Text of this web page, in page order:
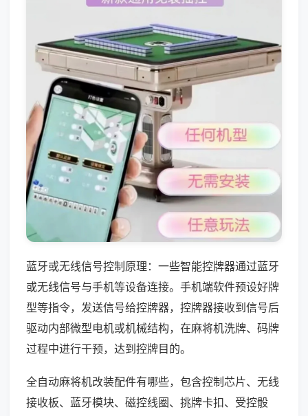
蓝牙或无线信号控制原理：一些智能控牌器通过蓝牙
或无线信号与手机等设备连接。手机端软件预设好牌
型等指令，发送信号给控牌器，控牌器接收到信号后
驱动内部微型电机或机械结构，在麻将机洗牌、码牌
过程中进行干预，达到控牌目的。
全自动麻将机改装配件有哪些，包含控制芯片、无线
接收板、蓝牙模块、磁控线圈、挑牌卡扣、受控骰